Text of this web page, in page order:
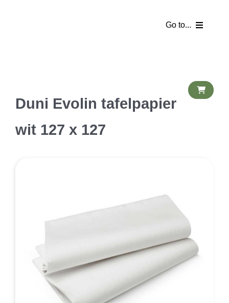
Go to...
Duni Evolin tafelpapier
wit 127 x 127